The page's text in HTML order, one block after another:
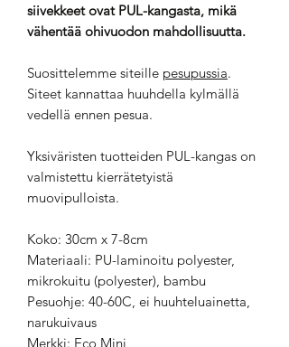
siivekkeet ovat PUL-kangasta, mikä
vähentää ohivuodon mahdollisuutta.
Suosittelemme siteille pesupussia.
Siteet kannattaa huuhdella kylmällä
vedellä ennen pesua.
Yksiväristen tuotteiden PUL-kangas on
valmistettu kierrätetyistä
muovipulloista.
Koko: 30cm x 7-8cm
Materiaali: PU-laminoitu polyester,
mikrokuitu (polyester), bambu
Pesuohje: 40-60C, ei huuhteluainetta,
narukuivaus
Merkki: Eco Mini